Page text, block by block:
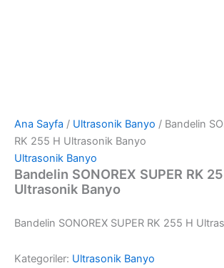
Ana Sayfa / Ultrasonik Banyo / Bandelin
RK 255 H Ultrasonik Banyo
Ultrasonik Banyo
Bandelin SONOREX SUPER RK
Ultrasonik Banyo
Bandelin SONOREX SUPER RK 255 H
Kategoriler: Ultrasonik Banyo